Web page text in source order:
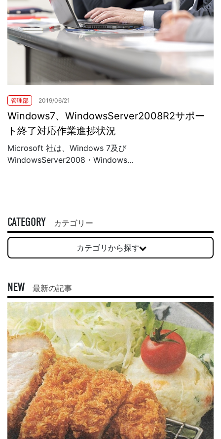
管理部 2019/06/21
Windows7、WindowsServer2008R2サポー
ト終了対応作業進捗状況
Microsoft 社は、Windows 7及び
WindowsServer2008・Windows...
CATEGORY カテゴリー
カテゴリから探す
NEW 最新の記事